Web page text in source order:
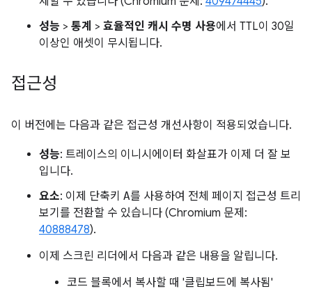
성능 > 통계 > 효율적인 캐시 수명 사용에서 TTL이 30일
이상인 애셋이 무시됩니다.
접근성
이 버전에는 다음과 같은 접근성 개선사항이 적용되었습니다.
성능: 트레이스의 이니시에이터 화살표가 이제 더 잘 보
입니다.
요소: 이제 단축키 A를 사용하여 전체 페이지 접근성 트리
보기를 전환할 수 있습니다 (Chromium 문제:
40888478).
이제 스크린 리더에서 다음과 같은 내용을 알립니다.
코드 블록에서 복사할 때 '클립보드에 복사됨'